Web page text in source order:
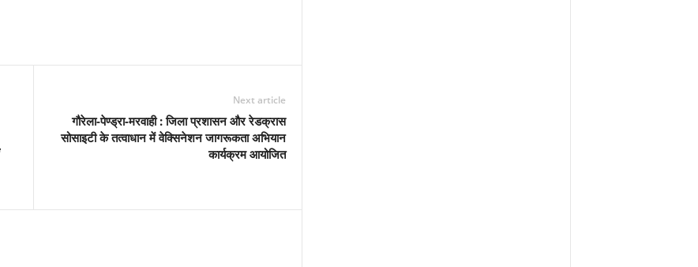
Next article
गौरेला-पेण्ड्रा-मरवाही : जिला प्रशासन और रेडक्रास
सोसाइटी के तत्वाधान में वेक्सिनेशन जागरूकता अभियान
कार्यक्रम आयोजित